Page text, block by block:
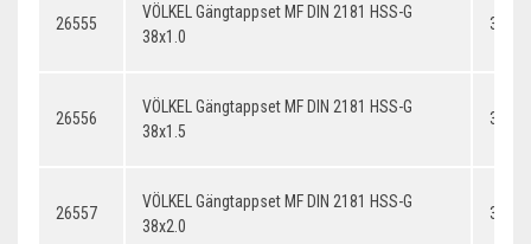
26555
VÖLKEL Gängtappset MF DIN 2181 HSS-G
38x1.0
26556
VÖLKEL Gängtappset MF DIN 2181 HSS-G
38x1.5
26557
VÖLKEL Gängtappset MF DIN 2181 HSS-G
38x2.0